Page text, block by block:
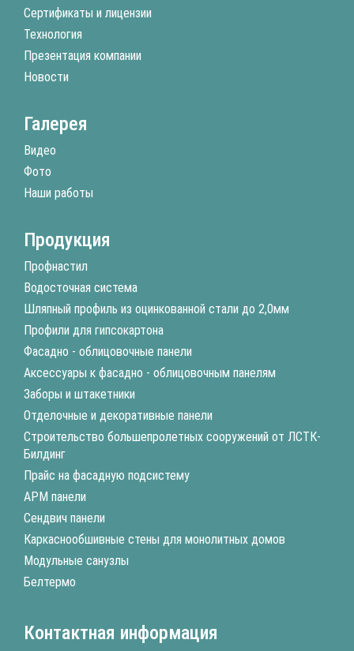
Сертификаты и лицензии
Технология
Презентация компании
Новости
Галерея
Видео
Фото
Наши работы
Продукция
Профнастил
Водосточная система
Шляпный профиль из оцинкованной стали до 2,0мм
Профили для гипсокартона
Фасадно - облицовочные панели
Аксессуары к фасадно - облицовочным панелям
Заборы и штакетники
Отделочные и декоративные панели
Строительство большепролетных сооружений от ЛСТК-
Билдинг
Прайс на фасадную подсистему
АРМ панели
Сендвич панели
Каркаснообшивные стены для монолитных домов
Модульные санузлы
Белтермо
Контактная информация